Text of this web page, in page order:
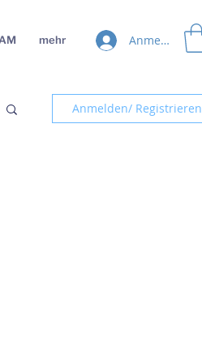
mehr Anmelden
Anmelden/ Registrieren